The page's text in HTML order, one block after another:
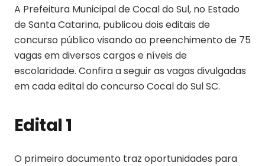
A Prefeitura Municipal de Cocal do Sul, no Estado
de Santa Catarina, publicou dois editais de
concurso público visando ao preenchimento de 75
vagas em diversos cargos e níveis de
escolaridade. Confira a seguir as vagas divulgadas
em cada edital do concurso Cocal do Sul SC.
Edital 1
O primeiro documento traz oportunidades para